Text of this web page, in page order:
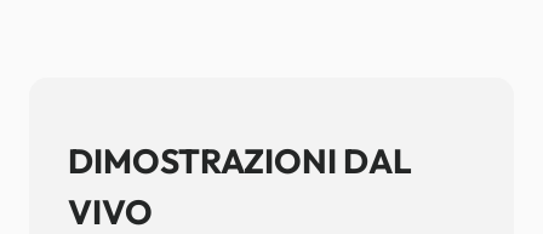
DIMOSTRAZIONI DAL
VIVO